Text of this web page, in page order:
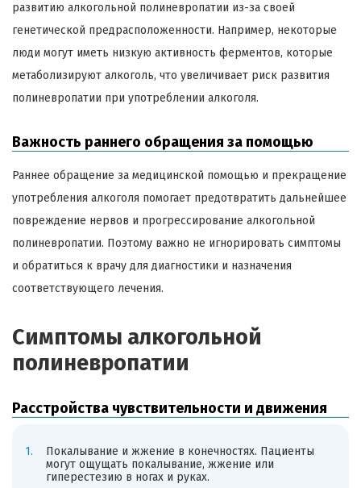
развитию алкогольной полиневропатии из-за своей
генетической предрасположенности. Например, некоторые
люди могут иметь низкую активность ферментов, которые
метаболизируют алкоголь, что увеличивает риск развития
полиневропатии при употреблении алкоголя.
Важность раннего обращения за помощью
Раннее обращение за медицинской помощью и прекращение
употребления алкоголя помогает предотвратить дальнейшее
повреждение нервов и прогрессирование алкогольной
полиневропатии. Поэтому важно не игнорировать симптомы
и обратиться к врачу для диагностики и назначения
соответствующего лечения.
Симптомы алкогольной
полиневропатии
Расстройства чувствительности и движения
Покалывание и жжение в конечностях. Пациенты
могут ощущать покалывание, жжение или
гиперестезию в ногах и руках.